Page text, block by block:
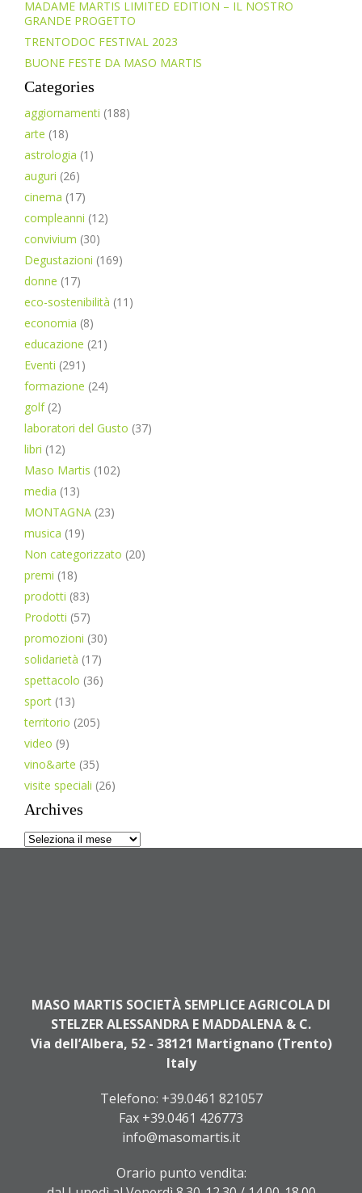
MADAME MARTIS LIMITED EDITION – IL NOSTRO
GRANDE PROGETTO
TRENTODOC FESTIVAL 2023
BUONE FESTE DA MASO MARTIS
Categories
aggiornamenti (188)
arte (18)
astrologia (1)
auguri (26)
cinema (17)
compleanni (12)
convivium (30)
Degustazioni (169)
donne (17)
eco-sostenibilità (11)
economia (8)
educazione (21)
Eventi (291)
formazione (24)
golf(2)
laboratori del Gusto (37)
libri (12)
Maso Martis (102)
media (13)
MONTAGNA (23)
musica (19)
Non categorizzato (20)
premi (18)
prodotti (83)
Prodotti (57)
promozioni (30)
solidarietà (17)
spettacolo (36)
sport (13)
territorio (205)
video (9)
vino&arte (35)
visite speciali (26)
Archives
Archives
MASO MARTIS SOCIETÀ SEMPLICE AGRICOLA DI
STELZER ALESSANDRA E MADDALENA & C.
Via dell’Albera, 52 - 38121 Martignano (Trento)
Italy
Telefono: +39.0461 821057
Fax +39.0461 426773
info@masomartis.it
Orario punto vendita: